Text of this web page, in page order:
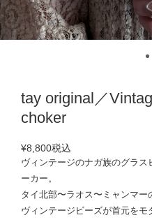
tay original／
choker
¥8,800税込
ヴィンテージのナガ族のグラス
ーカー。
タイ北部〜ラオス〜ミャンマ
ヴィンテージビーズが首元をモ